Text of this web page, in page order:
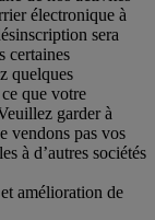
électronique à
sera
certaines
quelques
que votre
garder à
vendons pas vos
à d’autres sociétés
amélioration de